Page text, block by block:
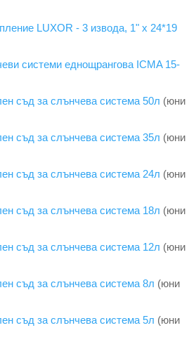
LUXOR - 3 извода, 1" x 24*19
системи еднощрангова ICMA 15-
съд за слънчева система 50л (юни
съд за слънчева система 35л (юни
съд за слънчева система 24л (юни
съд за слънчева система 18л (юни
съд за слънчева система 12л (юни
съд за слънчева система 8л (юни
съд за слънчева система 5л (юни